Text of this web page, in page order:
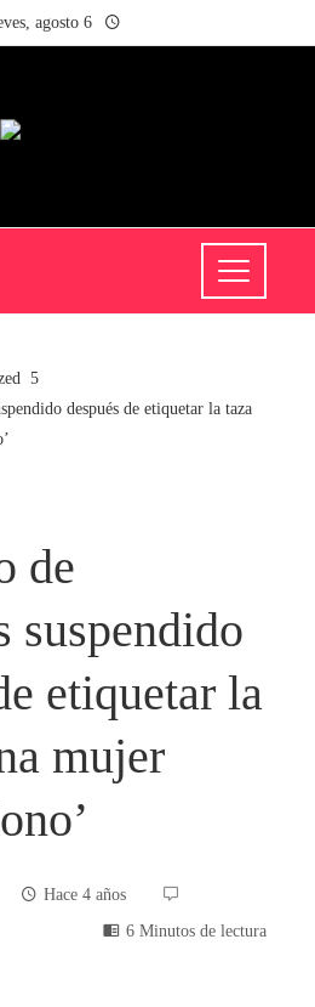
agosto 6
después de etiquetar la taza
de
suspendido
etiquetar la
mujer
Hace 4 años
6 Minutos de lectura